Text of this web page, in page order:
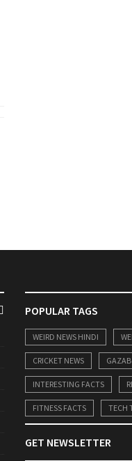
POPULAR TAGS
WEIRD NEWS HINDI
CRICKET NEWS
INTERESTING FACTS
FITNESS FACTS TECH
GET NEWSLETTER